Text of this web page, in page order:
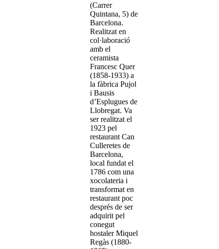
(Carrer
Quintana, 5) de
Barcelona.
Realitzat en
col·laboració
amb el
ceramista
Francesc Quer
(1858-1933) a
la fàbrica Pujol
i Bausis
d’Esplugues de
Llobregat. Va
ser realitzat el
1923 pel
restaurant Can
Culleretes de
Barcelona,
local fundat el
1786 com una
xocolateria i
transformat en
restaurant poc
després de ser
adquirit pel
conegut
hostaler Miquel
Regàs (1880-